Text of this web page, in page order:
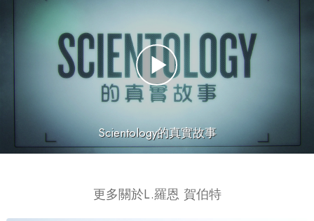
Scientology的真實故事
更多關於L.羅恩 賀伯特